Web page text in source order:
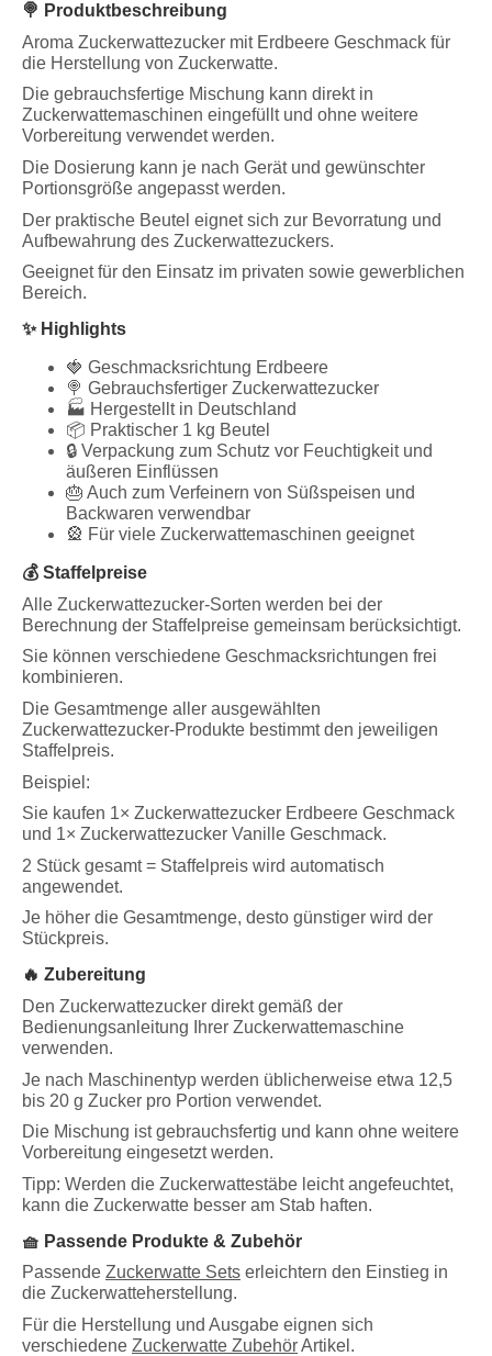
🍭 Produktbeschreibung
Aroma Zuckerwattezucker mit Erdbeere Geschmack für
die Herstellung von Zuckerwatte.
Die gebrauchsfertige Mischung kann direkt in
Zuckerwattemaschinen eingefüllt und ohne weitere
Vorbereitung verwendet werden.
Die Dosierung kann je nach Gerät und gewünschter
Portionsgröße angepasst werden.
Der praktische Beutel eignet sich zur Bevorratung und
Aufbewahrung des Zuckerwattezuckers.
Geeignet für den Einsatz im privaten sowie gewerblichen
Bereich.
✨ Highlights
🍓 Geschmacksrichtung Erdbeere
🍭 Gebrauchsfertiger Zuckerwattezucker
🏭 Hergestellt in Deutschland
📦 Praktischer 1 kg Beutel
🔒 Verpackung zum Schutz vor Feuchtigkeit und
äußeren Einflüssen
🎂 Auch zum Verfeinern von Süßspeisen und
Backwaren verwendbar
🎡 Für viele Zuckerwattemaschinen geeignet
💰 Staffelpreise
Alle Zuckerwattezucker-Sorten werden bei der
Berechnung der Staffelpreise gemeinsam berücksichtigt.
Sie können verschiedene Geschmacksrichtungen frei
kombinieren.
Die Gesamtmenge aller ausgewählten
Zuckerwattezucker-Produkte bestimmt den jeweiligen
Staffelpreis.
Beispiel:
Sie kaufen 1× Zuckerwattezucker Erdbeere Geschmack
und 1× Zuckerwattezucker Vanille Geschmack.
2 Stück gesamt = Staffelpreis wird automatisch
angewendet.
Je höher die Gesamtmenge, desto günstiger wird der
Stückpreis.
🔥 Zubereitung
Den Zuckerwattezucker direkt gemäß der
Bedienungsanleitung Ihrer Zuckerwattemaschine
verwenden.
Je nach Maschinentyp werden üblicherweise etwa 12,5
bis 20 g Zucker pro Portion verwendet.
Die Mischung ist gebrauchsfertig und kann ohne weitere
Vorbereitung eingesetzt werden.
Tipp: Werden die Zuckerwattestäbe leicht angefeuchtet,
kann die Zuckerwatte besser am Stab haften.
🧺 Passende Produkte & Zubehör
Passende Zuckerwatte Sets erleichtern den Einstieg in
die Zuckerwatteherstellung.
Für die Herstellung und Ausgabe eignen sich
verschiedene Zuckerwatte ZubehörArtikel.